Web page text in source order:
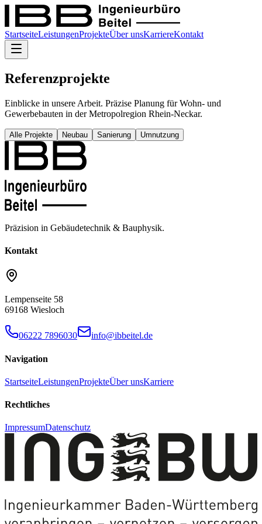
StartseiteLeistungenProjekteÜber unsKarriereKontakt
Referenzprojekte
Einblicke in unsere Arbeit. Präzise Planung für Wohn- und
Gewerbebauten in der Metropolregion Rhein-Neckar.
Alle Projekte Neubau Sanierung Umnutzung
Präzision in Gebäudetechnik & Bauphysik.
Kontakt
Lempenseite 58
69168 Wiesloch
06222 7896030 info@ibbeitel.de
Navigation
StartseiteLeistungenProjekteÜber unsKarriere
Rechtliches
ImpressumDatenschutz